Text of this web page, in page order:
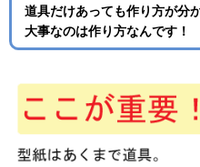
道具だけあっても作り方が分
大事なのは作り方なんです！